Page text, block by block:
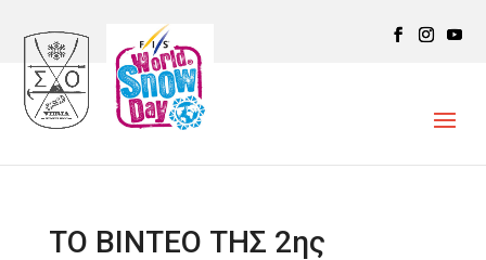
ΤΟ ΒΙΝΤΕΟ ΤΗΣ 2ης